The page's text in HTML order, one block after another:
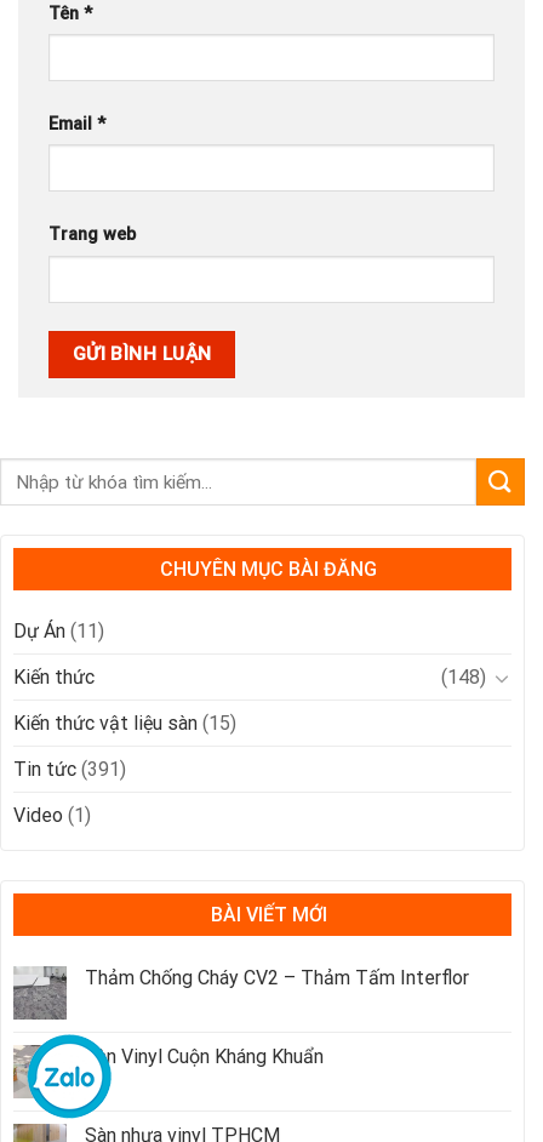
Tên *
Email *
Trang web
CHUYÊN MỤC BÀI ĐĂNG
Dự Án (11)
Kiến thức
(148)
Kiến thức vật liệu sàn (15)
Tin tức (391)
Video (1)
BÀI VIẾT MỚI
Thảm Chống Cháy CV2 – Thảm Tấm Interflor
Sàn Vinyl Cuộn Kháng Khuẩn
Sàn nhựa vinyl TPHCM